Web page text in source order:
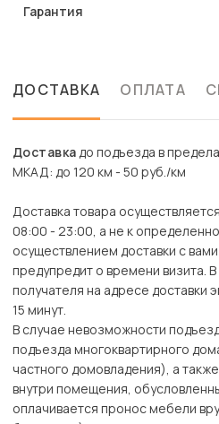
Гарантия
ДОСТАВКА ОПЛАТА
Доставкадо подъезда в
МКАД: до 120 км - 50 руб./км
Доставка товара
08:00 - 23:00, а не к
осуществлением доставки с
предупредит о времени визита. В
получателя на адресе доставки
15 минут.
В случае невозможности
подъезда многоквартирного
частного домовладения), а
внутри помещения,
оплачивается пронос мебели